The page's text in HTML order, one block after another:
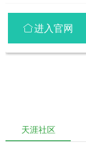
进入官网
天涯社区